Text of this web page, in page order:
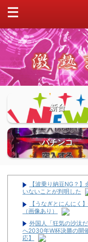
新台
パチンコ
【波乗り納豆NG？
いないことが判明した
【うなぎとにんにく
（画像あり）
外国人「狂気の沙汰
へ2030年W杯決勝の開
応】